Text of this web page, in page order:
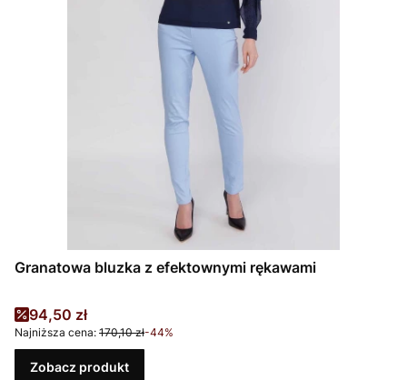
Granatowa bluzka z efektownymi rękawami
Cena promocyjna
94,50 zł
Najniższa cena: 170,10 zł-44%
Zobacz produkt